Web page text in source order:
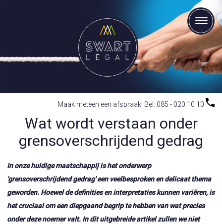
Maak meteen een afspraak! Bel: 085 - 020 10 10
Wat wordt verstaan onder
grensoverschrijdend gedrag
In onze huidige maatschappij is het onderwerp
'grensoverschrijdend gedrag' een veelbesproken en delicaat thema
geworden. Hoewel de definities en interpretaties kunnen variëren, is
het cruciaal om een diepgaand begrip te hebben van wat precies
onder deze noemer valt. In dit uitgebreide artikel zullen we niet